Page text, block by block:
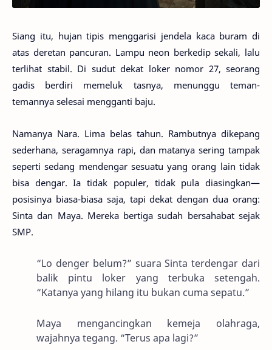
Siang itu, hujan tipis menggarisi jendela kaca buram di
atas deretan pancuran. Lampu neon berkedip sekali, lalu
terlihat stabil. Di sudut dekat loker nomor 27, seorang
gadis berdiri memeluk tasnya, menunggu teman-
temannya selesai mengganti baju.
Namanya Nara. Lima belas tahun. Rambutnya dikepang
sederhana, seragamnya rapi, dan matanya sering tampak
seperti sedang mendengar sesuatu yang orang lain tidak
bisa dengar. Ia tidak populer, tidak pula diasingkan—
posisinya biasa-biasa saja, tapi dekat dengan dua orang:
Sinta dan Maya. Mereka bertiga sudah bersahabat sejak
SMP.
“Lo denger belum?” suara Sinta terdengar dari
balik pintu loker yang terbuka setengah.
“Katanya yang hilang itu bukan cuma sepatu.”
Maya mengancingkan kemeja olahraga,
wajahnya tegang. “Terus apa lagi?”